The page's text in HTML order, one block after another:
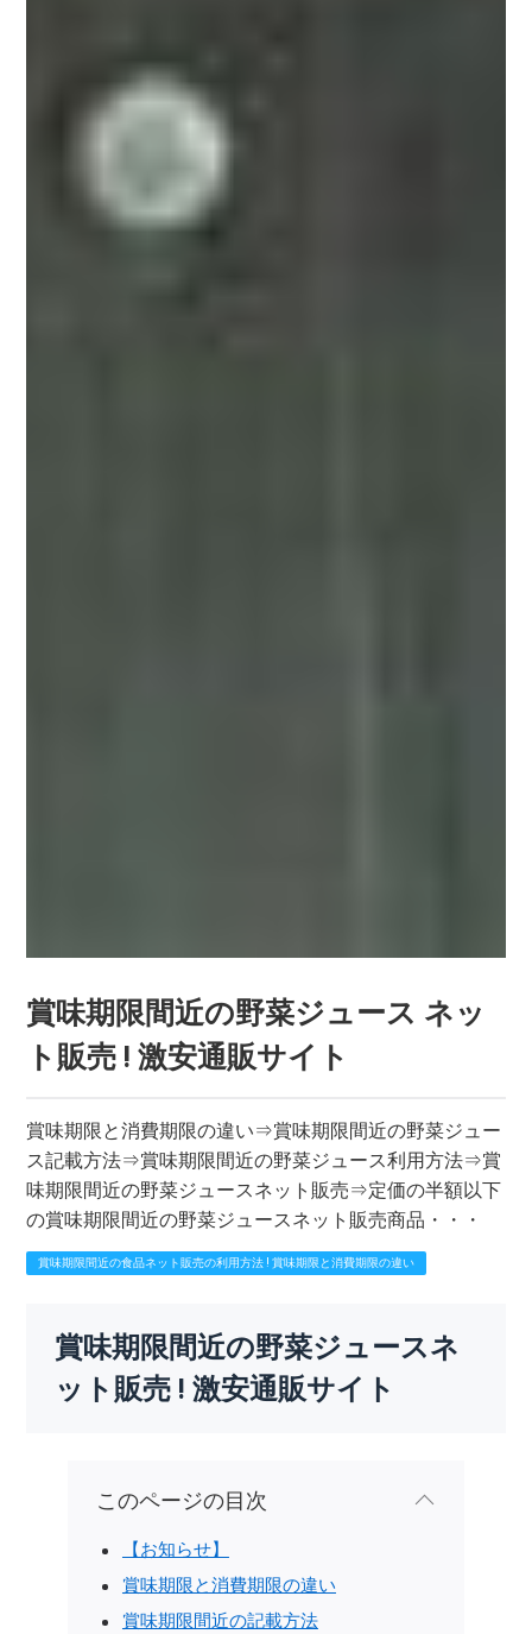
賞味期限間近の野菜ジュース ネッ
ト販売 ! 激安通販サイト
賞味期限と消費期限の違い⇒賞味期限間近の野菜ジュー
ス記載方法⇒賞味期限間近の野菜ジュース利用方法⇒賞
味期限間近の野菜ジュースネット販売⇒定価の半額以下
の賞味期限間近の野菜ジュースネット販売商品・・・
賞味期限間近の食品ネット販売の利用方法 ! 賞味期限と消費期限の違い
賞味期限間近の野菜ジュースネ
ット販売 ! 激安通販サイト
このページの目次
【お知らせ】
賞味期限と消費期限の違い
賞味期限間近の記載方法